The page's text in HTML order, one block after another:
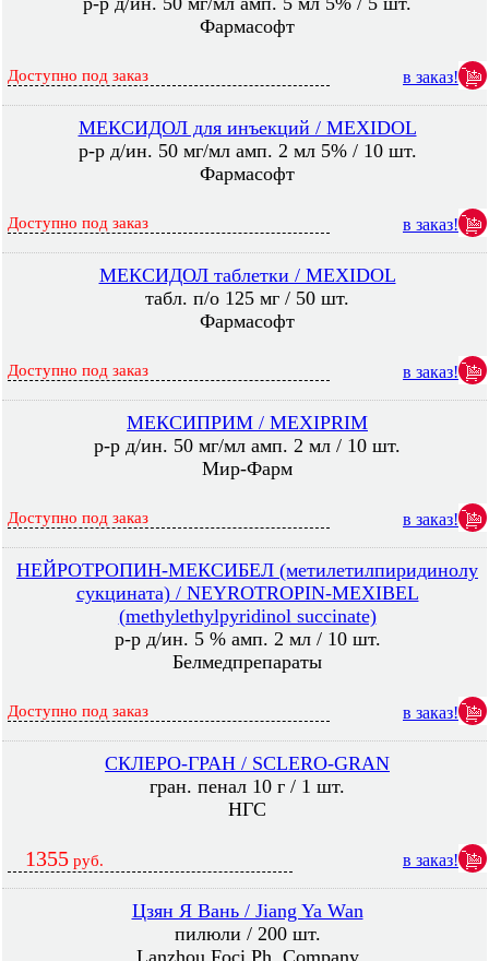
Фармасофт
Доступно под заказ в заказ!
МЕКСИДОЛ для инъекций / MEXIDOL
р-р д/ин. 50 мг/мл амп. 2 мл 5% / 10 шт.
Фармасофт
Доступно под заказ в заказ!
МЕКСИДОЛ таблетки / MEXIDOL
табл. п/о 125 мг / 50 шт.
Фармасофт
Доступно под заказ в заказ!
МЕКСИПРИМ / MEXIPRIM
р-р д/ин. 50 мг/мл амп. 2 мл / 10 шт.
Мир-Фарм
Доступно под заказ в заказ!
НЕЙРОТРОПИН-МЕКСИБЕЛ (метилетилпиридинолу
сукцината) / NEYROTROPIN-MEXIBEL
(methylethylpyridinol succinate)
р-р д/ин. 5 % амп. 2 мл / 10 шт.
Белмедпрепараты
Доступно под заказ в заказ!
СКЛЕРО-ГРАН / SCLERO-GRAN
гран. пенал 10 г / 1 шт.
НГС
1355 руб. в заказ!
Цзян Я Вань / Jiang Ya Wan
пилюли / 200 шт.
Lanzhou Foci Ph. Company